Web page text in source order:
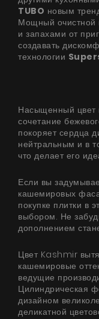
TUBO новым
Мощный очистной
и запахами от
создавать
технологии
Насыщенный цвет
сочетание
покоряет сердца
нейтральным и в
что делает его
Если вы
кашемировых
покупке плитки в
выбором. Не
дополнением
Цвет Kashmir
кашемировые
ведущие
Цилиндрическая
дизайном
деликатной